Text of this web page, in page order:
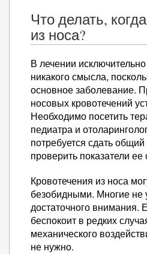
Что делать,
из носа?
В лечении
никакого смысла,
основное заболевание.
носовых кровотечений
Необходимо посетить
педиатра и
потребуется сдать
проверить показатели
Кровотечения из носа
безобидными. Многие не
достаточного внимания.
беспокоит в редких
механического
не нужно.